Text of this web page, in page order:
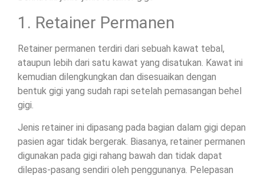
1. Retainer Permanen
Retainer permanen terdiri dari sebuah kawat tebal,
ataupun lebih dari satu kawat yang disatukan. Kawat ini
kemudian dilengkungkan dan disesuaikan dengan
bentuk gigi yang sudah rapi setelah pemasangan behel
gigi.
Jenis retainer ini dipasang pada bagian dalam gigi depan
pasien agar tidak bergerak. Biasanya, retainer permanen
digunakan pada gigi rahang bawah dan tidak dapat
dilepas-pasang sendiri oleh penggunanya. Pelepasan